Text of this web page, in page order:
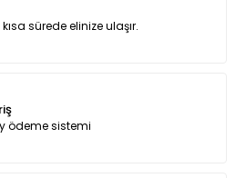
sürede elinize ulaşır.
ödeme sistemi